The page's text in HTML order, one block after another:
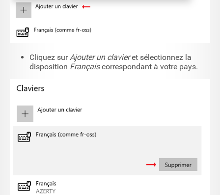
Cliquez sur Ajouter un clavieret sélectionnez la
disposition Françaiscorrespondant à votre pays.